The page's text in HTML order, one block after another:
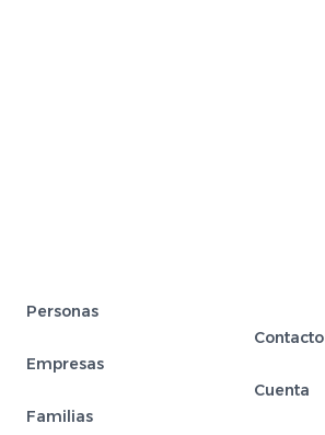
Personas
Empresas
Familias
Contacto
Cuenta